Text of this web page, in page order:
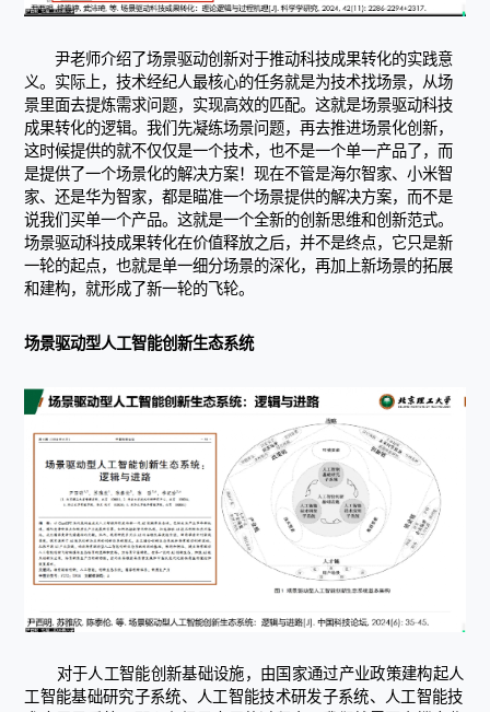
尹老师介绍了场景驱动创新对于推动科技成果转化的实践意
义。实际上，技术经纪人最核心的任务就是为技术找场景，从场
景里面去提炼需求问题，实现高效的匹配。这就是场景驱动科技
成果转化的逻辑。我们先凝练场景问题，再去推进场景化创新，
这时候提供的就不仅仅是一个技术，也不是一个单一产品了，而
是提供了一个场景化的解决方案！现在不管是海尔智家、小米智
家、还是华为智家，都是瞄准一个场景提供的解决方案，而不是
说我们买单一个产品。这就是一个全新的创新思维和创新范式。
场景驱动科技成果转化在价值释放之后，并不是终点，它只是新
一轮的起点，也就是单一细分场景的深化，再加上新场景的拓展
和建构，就形成了新一轮的飞轮。
场景驱动型人工智能创新生态系统
对于人工智能创新基础设施，由国家通过产业政策建构起人
工智能基础研究子系统、人工智能技术研发子系统、人工智能技